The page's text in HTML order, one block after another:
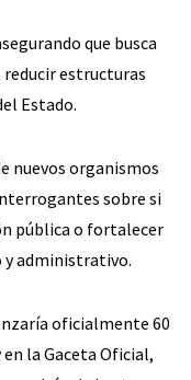
que busca
estructuras
Estado.
nuevos organismos
sobre si
pública o fortalecer
y administrativo.
oficialmente 60
la Gaceta Oficial,